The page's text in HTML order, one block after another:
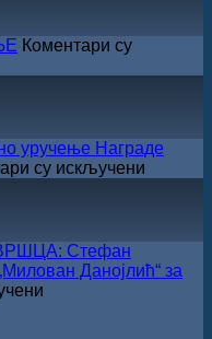
Коментари су
уручење Награде
су искључени
свечано
Стефан
Данојлић“ за